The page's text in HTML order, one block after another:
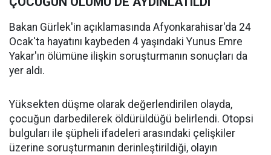
Bakan Gürlek'in açıklamasında Afyonkarahisar'da 24
Ocak'ta hayatını kaybeden 4 yaşındaki Yunus Emre
Yakar'ın ölümüne ilişkin soruşturmanın sonuçları da
yer aldı.
Yüksekten düşme olarak değerlendirilen olayda,
çocuğun darbedilerek öldürüldüğü belirlendi. Otopsi
bulguları ile şüpheli ifadeleri arasındaki çelişkiler
üzerine soruşturmanın derinleştirildiği, olayın